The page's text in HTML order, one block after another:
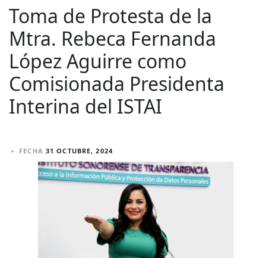
Toma de Protesta de la
Mtra. Rebeca Fernanda
López Aguirre como
Comisionada Presidenta
Interina del ISTAI
• FECHA 31 OCTUBRE, 2024